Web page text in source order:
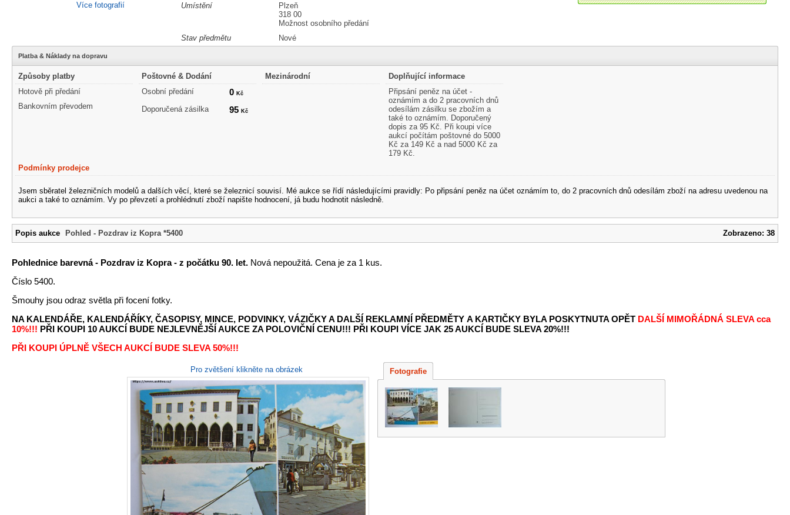
Více fotografií
Umístění
Plzeň
318 00
Možnost osobního předání
Stav předmětu
Nové
Platba & Náklady na dopravu
Způsoby platby
Hotově při předání
Bankovním převodem
Poštovné & Dodání
Osobní předání
0Kč
Doporučená zásilka 95Kč
Mezinárodní
Doplňující informace
Připsání peněz na účet -
oznámím a do 2 pracovních dnů
odesílám zásilku se zbožím a
také to oznámím. Doporučený
dopis za 95 Kč. Při koupi více
aukcí počítám poštovné do 5000
Kč za 149 Kč a nad 5000 Kč za
179 Kč.
Podmínky prodejce
Jsem sběratel železničních modelů a dalších věcí, které se železnicí souvisí. Mé aukce se řídí následujícími pravidly: Po připsání peněz na účet oznámím to, do 2 pracovních dnů odesílám zboží na adresu uvedenou na
aukci a také to oznámím. Vy po převzetí a prohlédnutí zboží napište hodnocení, já budu hodnotit následně.
Popis aukce Pohled - Pozdrav iz Kopra *5400 Zobrazeno: 38
Pohlednice barevná - Pozdrav iz Kopra - z počátku 90. let. Nová nepoužitá. Cena je za 1 kus.
Číslo 5400.
Šmouhy jsou odraz světla při focení fotky.
NA KALENDÁŘE, KALENDÁŘÍKY, ČASOPISY, MINCE, PODVINKY, VÁZIČKY A DALŠÍ REKLAMNÍ PŘEDMĚTY A KARTIČKY BYLA POSKYTNUTA OPĚT DALŠÍ MIMOŘÁDNÁ SLEVAcca
10%!!! PŘI KOUPI 10 AUKCÍ BUDE NEJLEVNĚJŠÍ AUKCE ZA POLOVIČNÍ CENU!!! PŘI KOUPI VÍCE JAK 25 AUKCÍ BUDE SLEVA 20%!!!
PŘI KOUPI ÚPLNĚ VŠECH AUKCÍ BUDE SLEVA 50%!!!
Pro zvětšení klikněte na obrázek Fotografie